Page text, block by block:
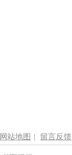
网站地图 | 留言反馈